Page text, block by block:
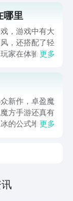
哪里
，游戏中有大
，还搭配了轻
家在体验之前
时候，不仅要
要休闲挂机，
配，从而获得
更多
新作，卓盈魔
方手游还真有
的公式堆砌，
空间逻辑和色
了。
更多